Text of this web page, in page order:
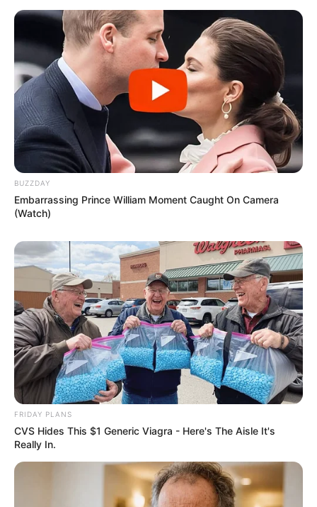
BUZZDAY
Embarrassing Prince William Moment Caught On Camera
(Watch)
FRIDAY PLANS
CVS Hides This $1 Generic Viagra - Here's The Aisle It's
Really In.